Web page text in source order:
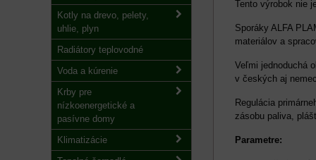
Tento výrobok nie
Sporáky ALFA
materiálov a
Veľmi jednoduchá
v českých aj
Regulácia
zásobu paliva,
Parametre:
Kotly na drevo, pelety,
uhlie, plyn
Radiátory teplovodné
Voda a kúrenie
Krby pre
nízkoenergetické a
pasívne domy
Klimatizácie